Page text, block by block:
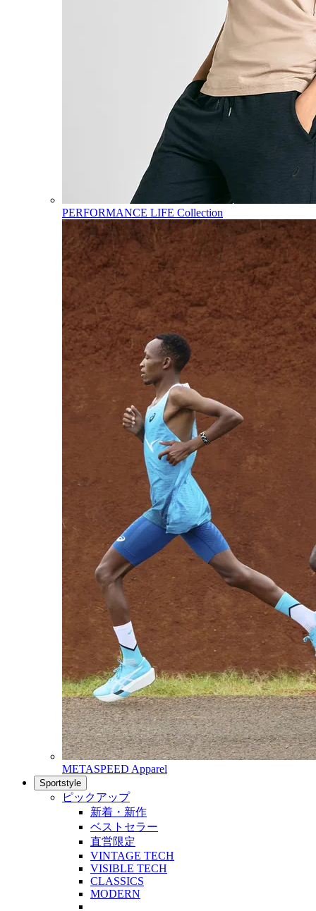
PERFORMANCE LIFE Collection
METASPEED Apparel
Sportstyle
ピックアップ
新着・新作
ベストセラー
直営限定
VINTAGE TECH
VISIBLE TECH
CLASSICS
MODERN